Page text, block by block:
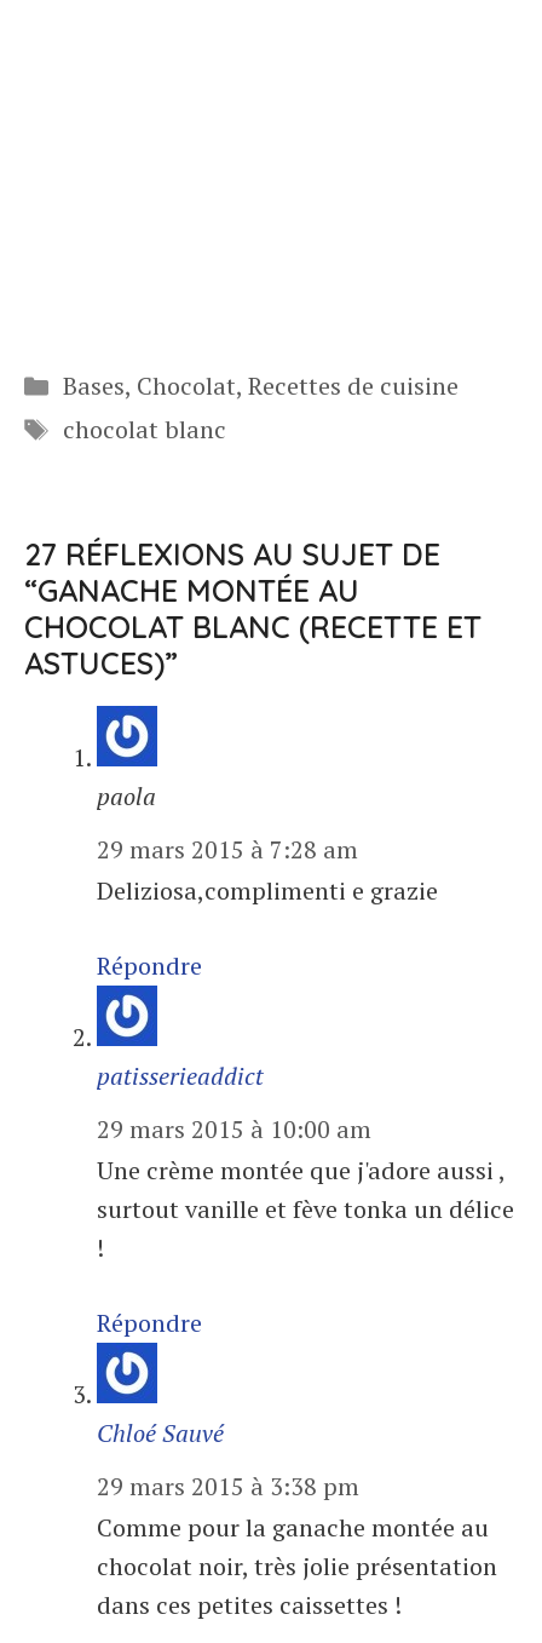
Catégories
Bases, Chocolat, Recettes de cuisine
Étiquettes
chocolat blanc
27 RÉFLEXIONS AU SUJET DE
“GANACHE MONTÉE AU
CHOCOLAT BLANC (RECETTE ET
ASTUCES)”
paola
29 mars 2015 à 7:28 am
Deliziosa,complimenti e grazie
Répondre
patisserieaddict
29 mars 2015 à 10:00 am
Une crème montée que j'adore aussi ,
surtout vanille et fève tonka un délice
!
Répondre
Chloé Sauvé
29 mars 2015 à 3:38 pm
Comme pour la ganache montée au
chocolat noir, très jolie présentation
dans ces petites caissettes !